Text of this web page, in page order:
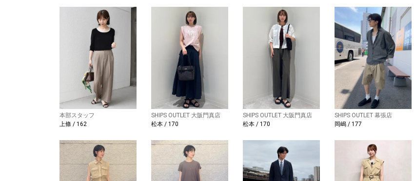
本部スタッフ
上條 / 162
SHIPS OUTLET 大阪門真店
松本 / 170
SHIPS OUTLET 大阪門真店
松本 / 170
SHIPS OUTLET 幕張店
岡嶋 / 177